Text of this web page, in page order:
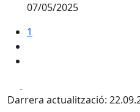
07/05/2025
1
Darrera actualització: